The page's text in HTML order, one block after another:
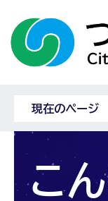
現在のページ
こ